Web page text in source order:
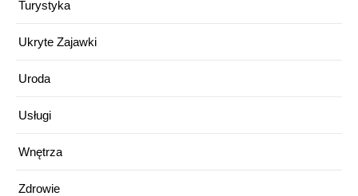
Turystyka
Ukryte Zajawki
Uroda
Usługi
Wnętrza
Zdrowie